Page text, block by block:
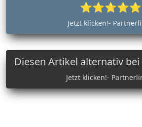
⭐⭐⭐⭐⭐
Jetzt klicken!-
Diesen Artikel alternativ bei
Jetzt klicken!-